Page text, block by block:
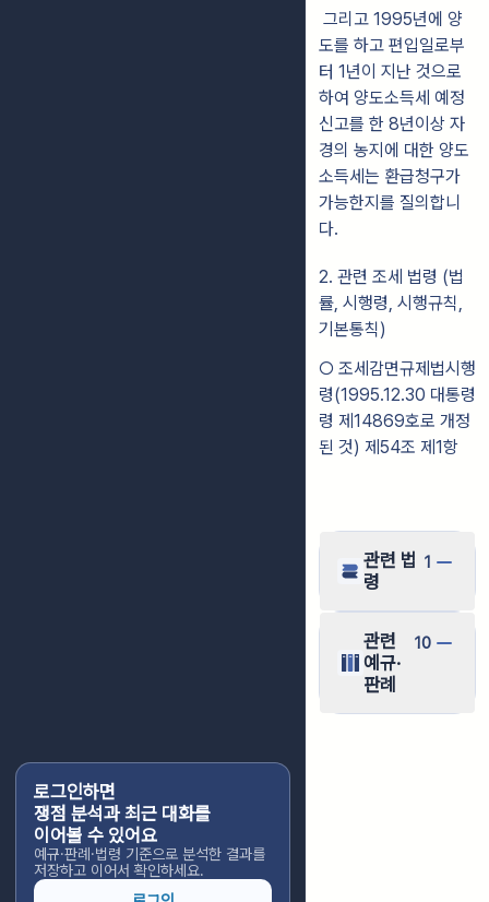
로그인하면
쟁점 분석과 최근 대화를
이어볼 수 있어요
예규·판례·법령 기준으로 분석한 결과를
저장하고 이어서 확인하세요.
그리고 1995년에 양
도를 하고 편입일로부
터 1년이 지난 것으로
하여 양도소득세 예정
신고를 한 8년이상 자
경의 농지에 대한 양도
소득세는 환급청구가
가능한지를 질의합니
다.
2. 관련 조세 법령 (법
률, 시행령, 시행규칙,
기본통칙)
○ 조세감면규제법시행
령(1995.12.30 대통령
령 제14869호로 개정
된 것) 제54조 제1항
관련 법
령
1
관련
예규·
판례
10